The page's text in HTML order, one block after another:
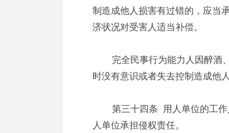
制造成他人损害有过错的，应当
济状况对受害人适当补偿。
完全民事行为能力人因醉酒、
时没有意识或者失去控制造成他
第三十四条 用人单位的工作
人单位承担侵权责任。